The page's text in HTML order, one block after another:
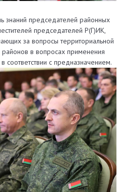
знаний председателей районных
председателей Р(Г)ИК,
за вопросы территориальной
в вопросах применения
соответствии с предназначением.